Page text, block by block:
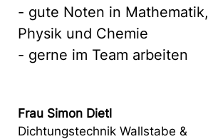
- gute Noten in Mathematik,
Physik und Chemie
- gerne im Team arbeiten
Frau Simon Dietl
Dichtungstechnik Wallstabe &